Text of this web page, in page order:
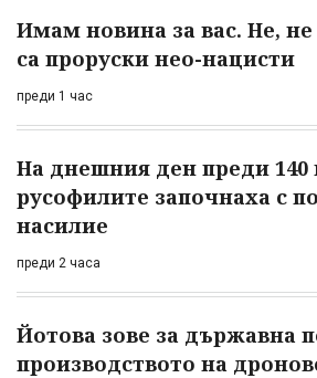
Имам новина за вас. Не, не
са проруски нео-нацисти
преди 1 час
На днешния ден преди 140
русофилите започнаха с
насилие
преди 2 часа
Йотова зове за държавна
производството на